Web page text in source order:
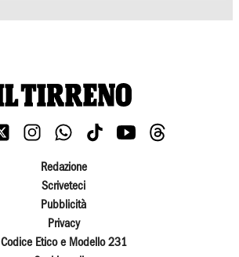
Redazione
Scriveteci
Pubblicità
Privacy
Codice Etico e Modello 231